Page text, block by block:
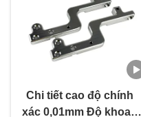
Chi tiết cao độ chính
xác 0,01mm Độ khoan